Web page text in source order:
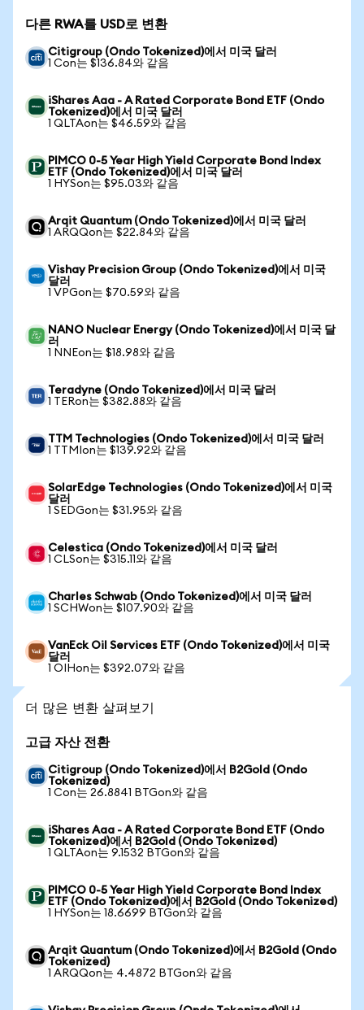
다른 RWA를 USD로 변환
Citigroup (Ondo Tokenized)에서 미국 달러
1 Con는 $136.84와 같음
iShares Aaa - A Rated Corporate Bond ETF (Ondo
Tokenized)에서 미국 달러
1 QLTAon는 $46.59와 같음
PIMCO 0-5 Year High Yield Corporate Bond Index
ETF (Ondo Tokenized)에서 미국 달러
1 HYSon는 $95.03와 같음
Arqit Quantum (Ondo Tokenized)에서 미국 달러
1 ARQQon는 $22.84와 같음
Vishay Precision Group (Ondo Tokenized)에서 미국
달러
1 VPGon는 $70.59와 같음
NANO Nuclear Energy (Ondo Tokenized)에서 미국 달
러
1 NNEon는 $18.98와 같음
Teradyne (Ondo Tokenized)에서 미국 달러
1 TERon는 $382.88와 같음
TTM Technologies (Ondo Tokenized)에서 미국 달러
1 TTMIon는 $139.92와 같음
SolarEdge Technologies (Ondo Tokenized)에서 미국
달러
1 SEDGon는 $31.95와 같음
Celestica (Ondo Tokenized)에서 미국 달러
1 CLSon는 $315.11와 같음
Charles Schwab (Ondo Tokenized)에서 미국 달러
1 SCHWon는 $107.90와 같음
VanEck Oil Services ETF (Ondo Tokenized)에서 미국
달러
1 OIHon는 $392.07와 같음
더 많은 변환 살펴보기
고급 자산 전환
Citigroup (Ondo Tokenized)에서 B2Gold (Ondo
Tokenized)
1 Con는 26.8841 BTGon와 같음
iShares Aaa - A Rated Corporate Bond ETF (Ondo
Tokenized)에서 B2Gold (Ondo Tokenized)
1 QLTAon는 9.1532 BTGon와 같음
PIMCO 0-5 Year High Yield Corporate Bond Index
ETF (Ondo Tokenized)에서 B2Gold (Ondo Tokenized)
1 HYSon는 18.6699 BTGon와 같음
Arqit Quantum (Ondo Tokenized)에서 B2Gold (Ondo
Tokenized)
1 ARQQon는 4.4872 BTGon와 같음